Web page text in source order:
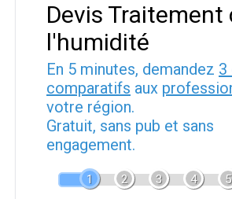
Devis Traitement
l'humidité
En 5 minutes, demandez 3
comparatifs aux
votre région.
Gratuit, sans pub et sans
engagement.
1 2 3 4 5